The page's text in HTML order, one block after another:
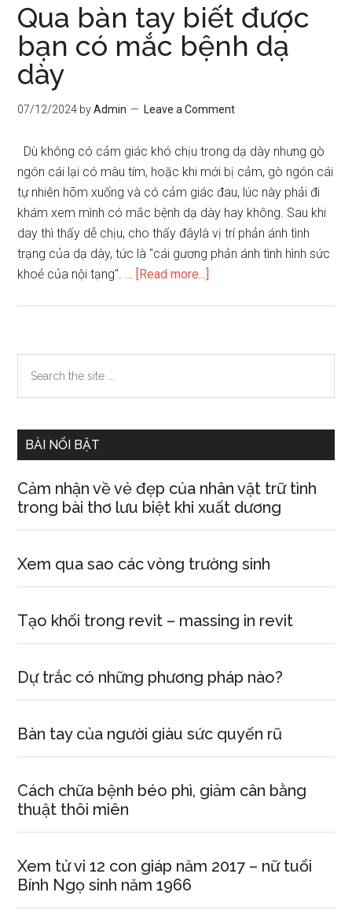
Qua bàn tay biết được
bạn có mắc bệnh dạ
dày
07/12/2024 byAdmin Leave a Comment
Dù không có cảm giác khó chịu trong dạ dày nhưng gò
ngón cái lại có màu tím, hoặc khi mới bị cảm, gò ngón cái
tự nhiên hõm xuống và có cảm giác đau, lúc này phải đi
khám xem mình có mắc bệnh dạ dày hay không. Sau khi
day thì thấy dễ chịu, cho thấy đâylà vị trí phản ánh tình
trạng của dạ dày, tức là "cái gương phản ánh tình hình sức
khoẻ của nội tạng". … [Read more...]
biết
bạn
bệnh
dày
Primary
Sidebar
the
BÀI NỔI BẬT
Cảm nhận về vẻ đẹp của nhân vật trữ tình
trong bài thơ lưu biệt khi xuất dương
Xem qua sao các vòng trường sinh
Tạo khối trong revit – massing in revit
Dự trắc có những phương pháp nào?
Bàn tay của người giàu sức quyến rũ
Cách chữa bệnh béo phì, giảm cân bằng
thuật thôi miên
Xem tử vi 12 con giáp năm 2017 – nữ tuổi
Bính Ngọ sinh năm 1966